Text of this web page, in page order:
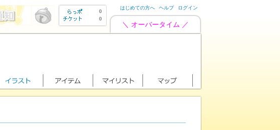
0
0
はじめての方へ ヘルプ ログイン
＼ オーバータイム ／